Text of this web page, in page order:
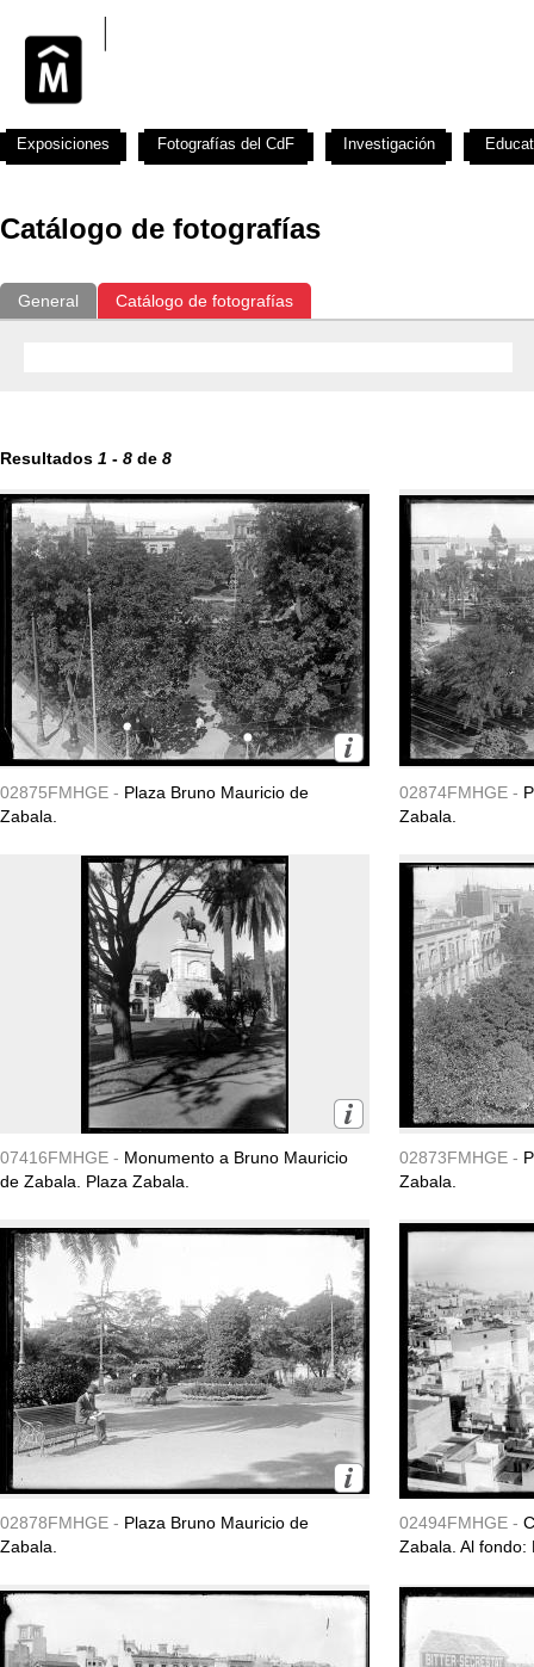
Catálogo de fotografías
General Catálogo de fotografías
Resultados 1 - 8 de 8
02875FMHGE - Plaza Bruno Mauricio de
Zabala.
02874FMHGE -
Zabala.
07416FMHGE - Monumento a Bruno Mauricio
de Zabala. Plaza Zabala.
02873FMHGE -
Zabala.
02878FMHGE - Plaza Bruno Mauricio de
Zabala.
02494FMHGE -
Zabala. Al fondo:
Exposiciones Fotografías del CdF Investigación